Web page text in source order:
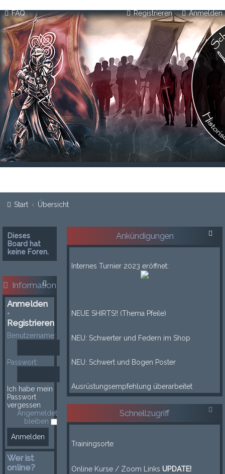
FAQ Anmelden
Registrieren
Start Übersicht
Dieses
Board hat
keine Foren.
Information
Anmelden
•
Registrieren
Benutzername:
Passwort:
Ich habe mein
Passwort
vergessen
Angemeldet
bleiben
Wer ist
online?
Ankündigungen
Internes Turnier 2023 eröffnet:
NEUE SHIRTS!! (Thema Pfeile)
NEU: Schwerter und Federn im Shop
NEU: Schwert und Bogen Poster
Ausrüstungsempfehlung überarbeitet
Schnellzugriff
Trainingsorte
Online Kurse / Zoom Links UPDATE!